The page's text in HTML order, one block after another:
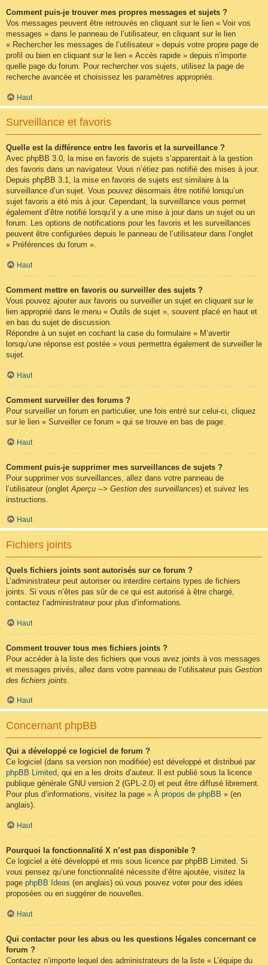
Comment puis-je trouver mes propres messages et sujets ?
Vos messages peuvent être retrouvés en cliquant sur le lien « Voir vos
messages » dans le panneau de l’utilisateur, en cliquant sur le lien
« Rechercher les messages de l’utilisateur » depuis votre propre page de
profil ou bien en cliquant sur le lien « Accès rapide » depuis n’importe
quelle page du forum. Pour rechercher vos sujets, utilisez la page de
recherche avancée et choisissez les paramètres appropriés.
Haut
Surveillance et favoris
Quelle est la différence entre les favoris et la surveillance ?
Avec phpBB 3.0, la mise en favoris de sujets s’apparentait à la gestion
des favoris dans un navigateur. Vous n’étiez pas notifié des mises à jour.
Depuis phpBB 3.1, la mise en favoris de sujets est similaire à la
surveillance d’un sujet. Vous pouvez désormais être notifié lorsqu’un
sujet favoris a été mis à jour. Cependant, la surveillance vous permet
également d’être notifié lorsqu’il y a une mise à jour dans un sujet ou un
forum. Les options de notifications pour les favoris et les surveillances
peuvent être configurées depuis le panneau de l’utilisateur dans l’onglet
« Préférences du forum ».
Haut
Comment mettre en favoris ou surveiller des sujets ?
Vous pouvez ajouter aux favoris ou surveiller un sujet en cliquant sur le
lien approprié dans le menu « Outils de sujet », souvent placé en haut et
en bas du sujet de discussion.
Répondre à un sujet en cochant la case du formulaire « M’avertir
lorsqu’une réponse est postée » vous permettra également de surveiller le
sujet.
Haut
Comment surveiller des forums ?
Pour surveiller un forum en particulier, une fois entré sur celui-ci, cliquez
sur le lien « Surveiller ce forum » qui se trouve en bas de page.
Haut
Comment puis-je supprimer mes surveillances de sujets ?
Pour supprimer vos surveillances, allez dans votre panneau de
l’utilisateur (onglet Aperçu --> Gestion des surveillances) et suivez les
instructions.
Haut
Fichiers joints
Quels fichiers joints sont autorisés sur ce forum ?
L’administrateur peut autoriser ou interdire certains types de fichiers
joints. Si vous n’êtes pas sûr de ce qui est autorisé à être chargé,
contactez l’administrateur pour plus d’informations.
Haut
Comment trouver tous mes fichiers joints ?
Pour accéder à la liste des fichiers que vous avez joints à vos messages
et messages privés, allez dans votre panneau de l’utilisateur puis Gestion
des fichiers joints
Haut
Concernant phpBB
Qui a développé ce logiciel de forum ?
Ce logiciel (dans sa version non modifiée) est développé et distribué par
phpBB Limited, qui en a les droits d’auteur. Il est publié sous la licence
publique générale GNU version 2 (GPL-2.0) et peut être diffusé librement.
Pour plus d’informations, visitez la page « À propos de phpBB » (en
anglais).
Haut
Pourquoi la fonctionnalité X n’est pas disponible ?
Ce logiciel a été développé et mis sous licence par phpBB Limited. Si
vous pensez qu’une fonctionnalité nécessite d’être ajoutée, visitez la
page phpBB Ideas (en anglais) où vous pouvez voter pour des idées
proposées ou en suggérer de nouvelles.
Haut
Qui contacter pour les abus ou les questions légales concernant ce
forum ?
Contactez n’importe lequel des administrateurs de la liste « L’équipe du